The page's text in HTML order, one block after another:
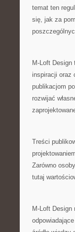
temat ten
się, jak za
M-Loft
inspiracji oraz
publikacjom
rozwijać
Treści
Zarówno
tutaj
M-Loft